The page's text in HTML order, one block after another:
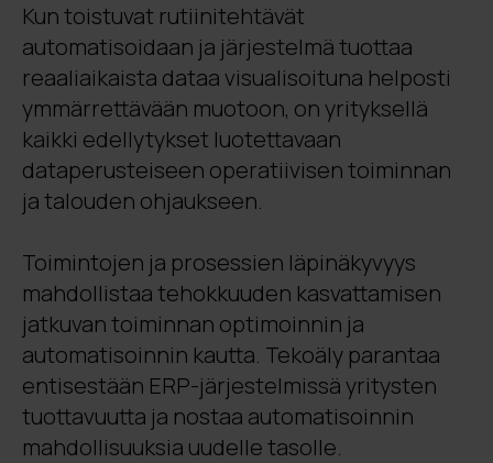
Kun toistuvat rutiinitehtävät
automatisoidaan ja järjestelmä tuottaa
reaaliaikaista dataa visualisoituna helposti
ymmärrettävään muotoon, on yrityksellä
kaikki edellytykset luotettavaan
dataperusteiseen operatiivisen toiminnan
ja talouden ohjaukseen.
Toimintojen ja prosessien läpinäkyvyys
mahdollistaa tehokkuuden kasvattamisen
jatkuvan toiminnan optimoinnin ja
automatisoinnin kautta. Tekoäly parantaa
entisestään ERP-järjestelmissä yritysten
tuottavuutta ja nostaa automatisoinnin
mahdollisuuksia uudelle tasolle.